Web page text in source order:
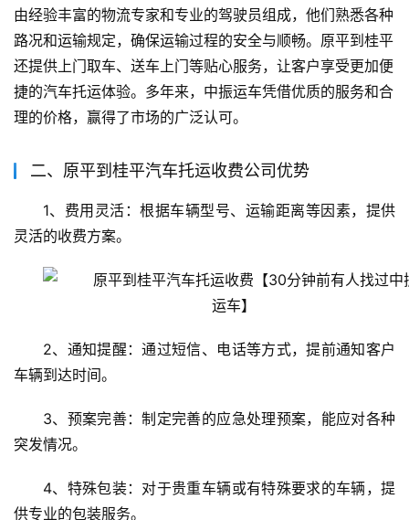
由经验丰富的物流专家和专业的驾驶员组成，他们熟悉各种
路况和运输规定，确保运输过程的安全与顺畅。原平到桂平
还提供上门取车、送车上门等贴心服务，让客户享受更加便
捷的汽车托运体验。多年来，中振运车凭借优质的服务和合
理的价格，赢得了市场的广泛认可。
二、原平到桂平汽车托运收费公司优势
1、费用灵活：根据车辆型号、运输距离等因素，提供
灵活的收费方案。
2、通知提醒：通过短信、电话等方式，提前通知客户
车辆到达时间。
3、预案完善：制定完善的应急处理预案，能应对各种
突发情况。
4、特殊包装：对于贵重车辆或有特殊要求的车辆，提
供专业的包装服务。